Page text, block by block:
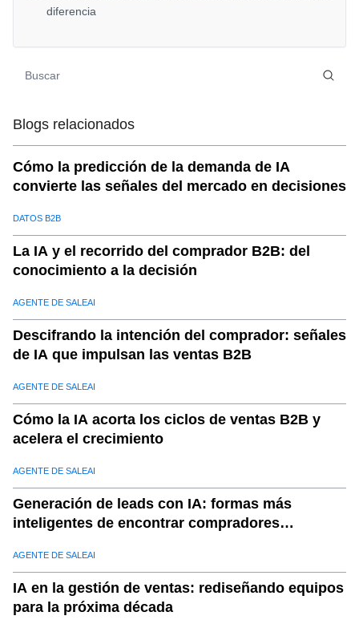
diferencia
07. Obtén la ventaja conOptimización del embudo de ventas
Blogs relacionados
Cómo la predicción de la demanda de IA
convierte las señales del mercado en decisiones
DATOS B2B
La IA y el recorrido del comprador B2B: del
conocimiento a la decisión
AGENTE DE SALEAI
Descifrando la intención del comprador: señales
de IA que impulsan las ventas B2B
AGENTE DE SALEAI
Cómo la IA acorta los ciclos de ventas B2B y
acelera el crecimiento
AGENTE DE SALEAI
Generación de leads con IA: formas más
inteligentes de encontrar compradores
AGENTE DE SALEAI
IA en la gestión de ventas: rediseñando equipos
para la próxima década